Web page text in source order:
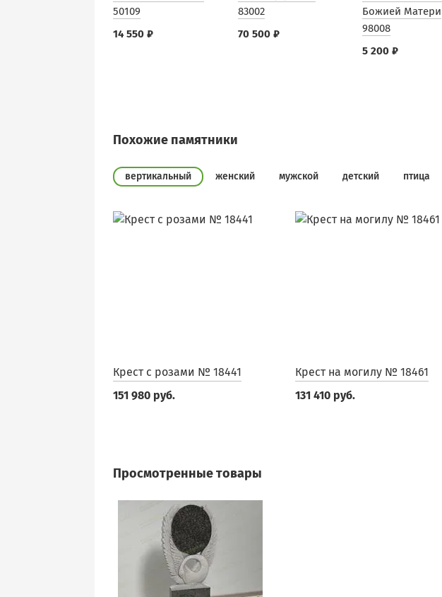
50109
14 550 ₽
83002
70 500 ₽
Божией Матери
98008
5 200 ₽
Похожие памятники
вертикальный женский мужской детский птица
Крест с розами № 18441
151 980 руб.
Крест на могилу № 18461
131 410 руб.
Просмотренные товары